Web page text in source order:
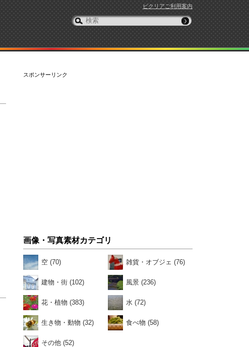
ピクリアご利用案内
スポンサーリンク
画像・写真素材カテゴリ
空 (70) 雑貨・オブジェ (76)
建物・街 (102) 風景 (236)
花・植物 (383) 水 (72)
生き物・動物 (32) 食べ物 (58)
その他 (52)